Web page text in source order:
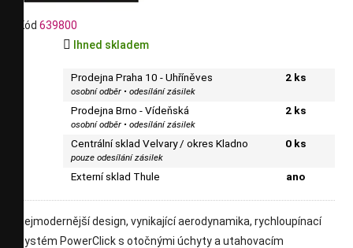
Kód 639800
 Ihned skladem
Prodejna Praha 10 - Uhříněves
osobní odběr • odesílání zásilek
2 ks
Prodejna Brno - Vídeňská
osobní odběr • odesílání zásilek
2 ks
Centrální sklad Velvary / okres Kladno
pouze odesílání zásilek
0 ks
Externí sklad Thule ano
nejmodernější design, vynikající aerodynamika, rychloupínací
systém PowerClick s otočnými úchyty a utahovacím